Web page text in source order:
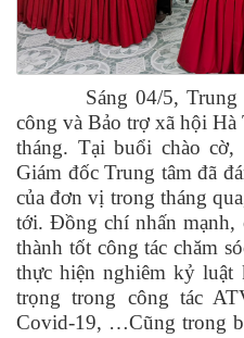
Sáng 04/5, Trung
công và Bảo trợ xã hội Hà
tháng. Tại buổi chào
Giám đốc Trung tâm đã
của đơn vị trong tháng
tới. Đồng chí nhấn mạnh,
thành tốt công tác chăm
thực hiện nghiêm kỷ luật
trọng trong công tác
Covid-19, …Cũng trong